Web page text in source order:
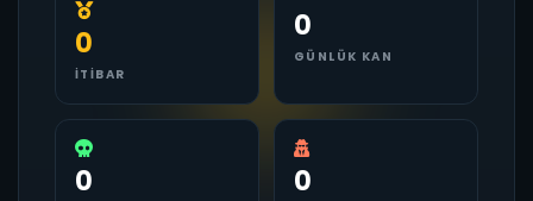
0
İTIBAR
0
GÜNLÜK KAN
0 0